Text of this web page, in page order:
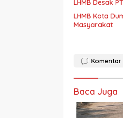
LHMB Desak
LHMB Kota
Masyarakat
Komentar
Baca Juga